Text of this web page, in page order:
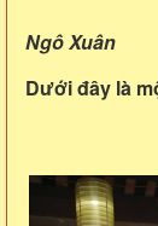
Ngô Xuân
Dưới đây là